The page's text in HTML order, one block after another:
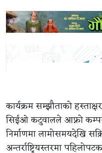
कार्यक्रम सम्झौताको
सिईओ कटुवालले आफ्नो
निर्माणमा लामोसमयदेखि
अन्तर्राष्ट्रियस्तरमा